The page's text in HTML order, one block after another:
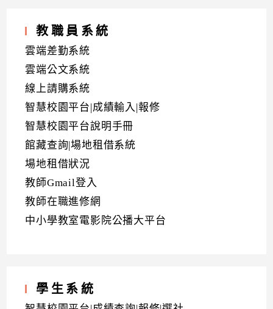
教職員系統
雲端差勤系統
雲端公文系統
線上請購系統
智慧校園平台|成績輸入|報修
智慧校園平台說明手冊
館藏查詢|場地租借系統
場地租借狀況
教師Gmail登入
教師在職進修網
中小學教室電影院公播大平台
學生系統